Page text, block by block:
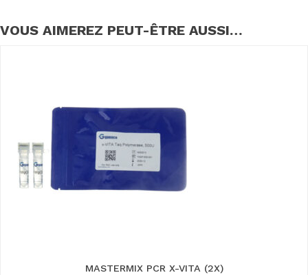
VOUS AIMEREZ PEUT-ÊTRE AUSSI…
MASTERMIX PCR X-VITA (2X)